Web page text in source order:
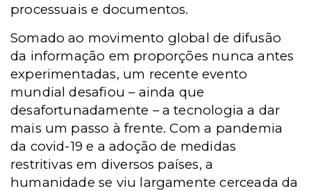
processuais e documentos.
Somado ao movimento global de difusão
da informação em proporções nunca antes
experimentadas, um recente evento
mundial desafiou – ainda que
desafortunadamente – a tecnologia a dar
mais um passo à frente. Com a pandemia
da covid-19 e a adoção de medidas
restritivas em diversos países, a
humanidade se viu largamente cerceada da